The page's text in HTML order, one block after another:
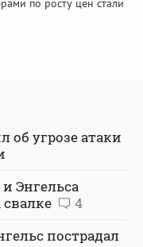
по росту цен стали
об угрозе атаки
Энгельса
4
пострадал